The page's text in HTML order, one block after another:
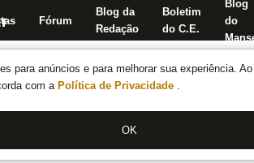
para anúncios e para melhorar sua experiência.
com a Política de Privacidade .
OK
Fórum
Blog da
Redação
Boletim
do C.E.
Blog
do